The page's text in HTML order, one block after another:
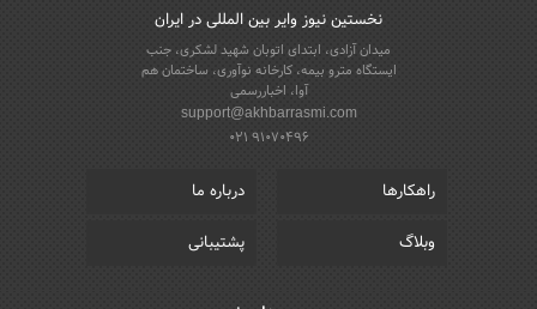
نخستین نیوز وایر بین المللی در ایران
میدان آزادی، ابتدای اتوبان شهید لشکری، جنب
ایستگاه مترو بیمه، کارخانه نوآوری، ساختمان هم
آوا، اخباررسمی
support@akhbarrasmi.com
021 91070496
راهکارها
درباره ما
وبلاگ
پشتیبانی